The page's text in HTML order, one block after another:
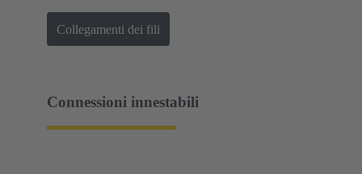
Collegamenti dei fili
Connessioni innestabili